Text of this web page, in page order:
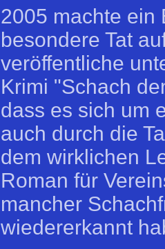
2005 machte ein
besondere Tat
veröffentliche
Krimi "Schach
dass es sich um
auch durch die
dem wirklichen
Roman für
mancher
wiedererkannt